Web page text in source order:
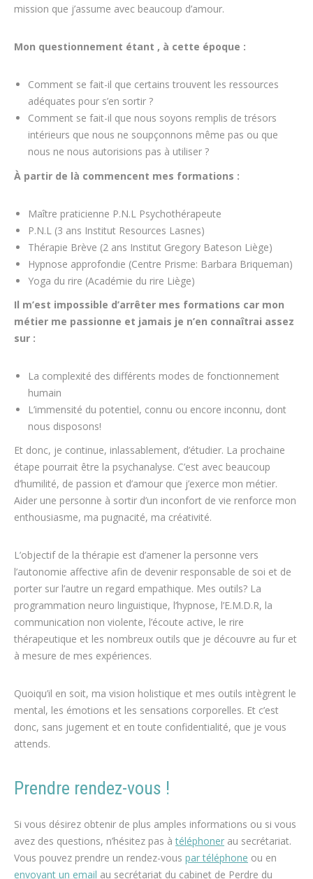
mission que j’assume avec beaucoup d’amour.
Mon questionnement étant , à cette époque :
Comment se fait-il que certains trouvent les ressources
adéquates pour s’en sortir ?
Comment se fait-il que nous soyons remplis de trésors
intérieurs que nous ne soupçonnons même pas ou que
nous ne nous autorisions pas à utiliser ?
À partir de là commencent mes formations :
Maître praticienne P.N.L Psychothérapeute
P.N.L (3 ans Institut Resources Lasnes)
Thérapie Brève (2 ans Institut Gregory Bateson Liège)
Hypnose approfondie (Centre Prisme: Barbara Briqueman)
Yoga du rire (Académie du rire Liège)
Il m’est impossible d’arrêter mes formations car mon
métier me passionne et jamais je n’en connaîtrai assez
sur :
La complexité des différents modes de fonctionnement
humain
L’immensité du potentiel, connu ou encore inconnu, dont
nous disposons!
Et donc, je continue, inlassablement, d’étudier. La prochaine
étape pourrait être la psychanalyse. C’est avec beaucoup
d’humilité, de passion et d’amour que j’exerce mon métier.
Aider une personne à sortir d’un inconfort de vie renforce mon
enthousiasme, ma pugnacité, ma créativité.
L’objectif de la thérapie est d’amener la personne vers
l’autonomie affective afin de devenir responsable de soi et de
porter sur l’autre un regard empathique. Mes outils? La
programmation neuro linguistique, l’hypnose, l’E.M.D.R, la
communication non violente, l’écoute active, le rire
thérapeutique et les nombreux outils que je découvre au fur et
à mesure de mes expériences.
Quoiqu’il en soit, ma vision holistique et mes outils intègrent le
mental, les émotions et les sensations corporelles. Et c’est
donc, sans jugement et en toute confidentialité, que je vous
attends.
Prendre rendez-vous !
Si vous désirez obtenir de plus amples informations ou si vous
avez des questions, n’hésitez pas àtéléphoner au secrétariat.
Vous pouvez prendre un rendez-vous par téléphone ou en
envoyant un email au secrétariat du cabinet de Perdre du